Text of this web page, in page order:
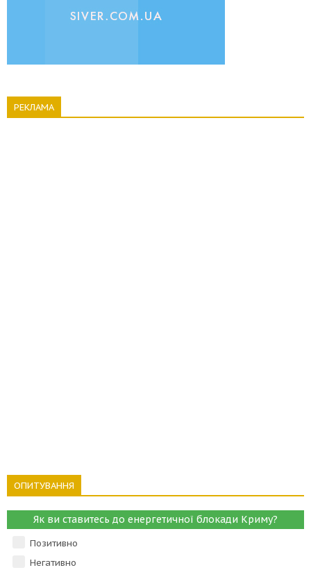
РЕКЛАМА
ОПИТУВАННЯ
Як ви ставитесь до енергетичної блокади Криму?
Позитивно
Негативно